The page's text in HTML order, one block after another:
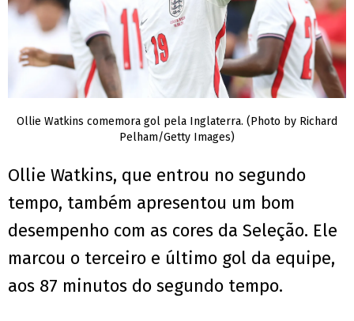
Ollie Watkins comemora gol pela Inglaterra. (Photo by Richard
Pelham/Getty Images)
Ollie Watkins, que entrou no segundo
tempo, também apresentou um bom
desempenho com as cores da Seleção. Ele
marcou o terceiro e último gol da equipe,
aos 87 minutos do segundo tempo.